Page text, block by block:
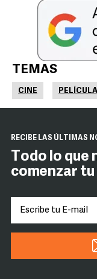
TEMAS
CINE
RECIBE LAS ÚLTIMAS
Todo lo que
comenzar tu